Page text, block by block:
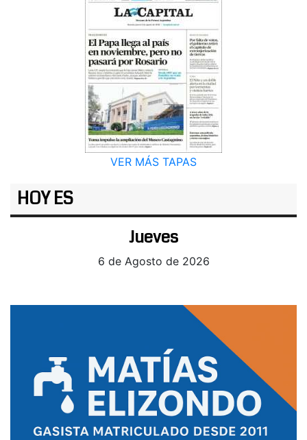
VER MÁS TAPAS
HOY ES
Jueves
6 de Agosto de 2026